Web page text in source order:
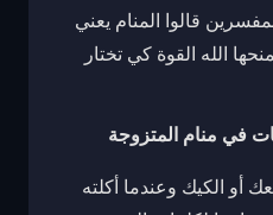
قالوا المنام يعني
الله القوة كي تختار
في منام المتزوجة
أو الكيك وعندما أكلته